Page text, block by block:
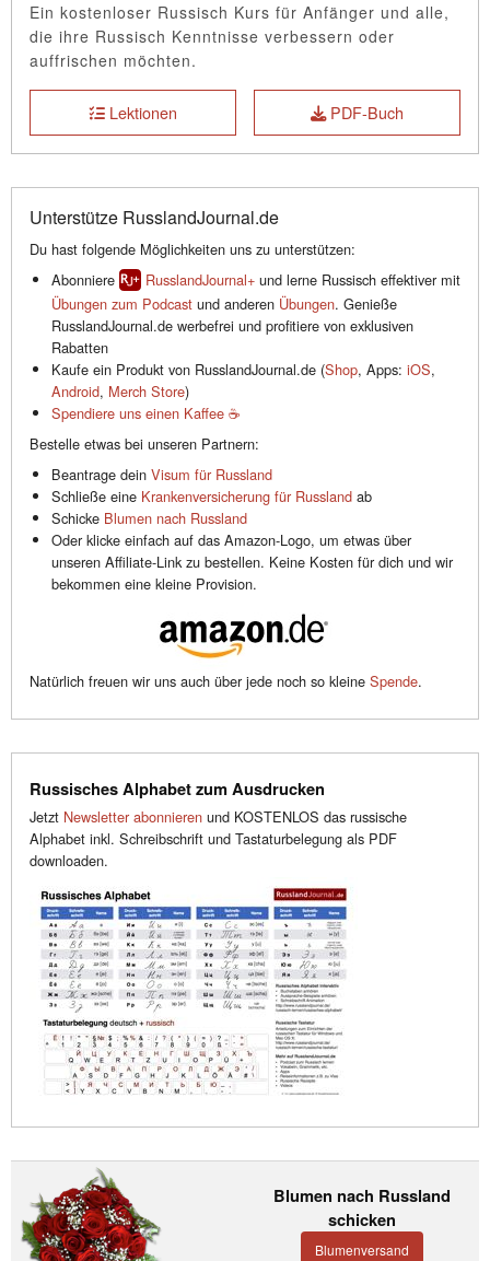
Ein kostenloser Russisch Kurs für Anfänger und alle,
die ihre Russisch Kenntnisse verbessern oder
auffrischen möchten.
Lektionen PDF-Buch
Unterstütze RusslandJournal.de
Du hast folgende Möglichkeiten uns zu unterstützen:
Abonniere
RusslandJournal+ und lerne Russisch effektiver mit
Übungen zum Podcast und anderen Übungen. Genieße
RusslandJournal.de werbefrei und profitiere von exklusiven
Rabatten
Kaufe ein Produkt von RusslandJournal.de (Shop, Apps: iOS,
Android, Merch Store)
Spendiere uns einen Kaffee ☕️
Bestelle etwas bei unseren Partnern:
Beantrage dein Visum für Russland
Schließe eine Krankenversicherung für Russland ab
Schicke Blumen nach Russland
Oder klicke einfach auf das Amazon-Logo, um etwas über
unseren Affiliate-Link zu bestellen. Keine Kosten für dich und wir
bekommen eine kleine Provision.
Natürlich freuen wir uns auch über jede noch so kleine Spende.
Russisches Alphabet zum Ausdrucken
Jetzt Newsletter abonnieren und KOSTENLOS das russische
Alphabet inkl. Schreibschrift und Tastaturbelegung als PDF
downloaden.
Blumen nach Russland
schicken
Blumenversand